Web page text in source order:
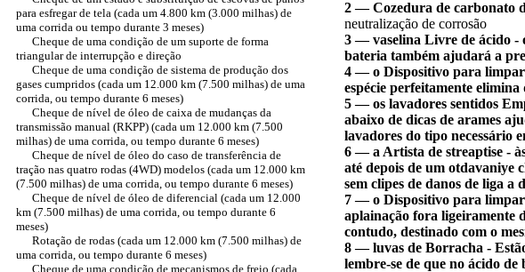
para esfregar de tela (cada um 4.800 km (3.000 milhas) de
uma corrida ou tempo durante 3 meses)
Cheque de uma condição de um suporte de forma
triangular de interrupção e direção
Cheque de uma condição de sistema de produção dos
gases cumpridos (cada um 12.000 km (7.500 milhas) de uma
corrida, ou tempo durante 6 meses)
Cheque de nível de óleo de caixa de mudanças da
transmissão manual (RKPP) (cada um 12.000 km (7.500
milhas) de uma corrida, ou tempo durante 6 meses)
Cheque de nível de óleo do caso de transferência de
tração nas quatro rodas (4WD) modelos (cada um 12.000 km
(7.500 milhas) de uma corrida, ou tempo durante 6 meses)
Cheque de nível de óleo de diferencial (cada um 12.000
km (7.500 milhas) de uma corrida, ou tempo durante 6
meses)
Rotação de rodas (cada um 12.000 km (7.500 milhas) de
uma corrida, ou tempo durante 6 meses)
Cheque de uma condição de mecanismos de freio (cada
2 — Cozedura de carbonato
neutralização de corrosão
3 — vaselina Livre de ácido -
bateria também ajudará a
4 — o Dispositivo para limpar
espécie perfeitamente
5 — os lavadores sentidos
abaixo de dicas de arames
lavadores do tipo necessário
6 — a Artista de streaptise -
até depois de um otdavaniye
sem clipes de danos de liga
7 — o Dispositivo para limpar
aplainação fora ligeiramente
contudo, destinado com o
8 — luvas de Borracha -
lembre-se de que no ácido de